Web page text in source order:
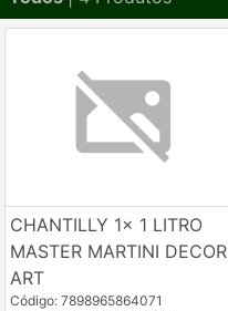
CHANTILLY 1x 1 LITRO
MASTER MARTINI DECOR
ART
Código: 7898965864071